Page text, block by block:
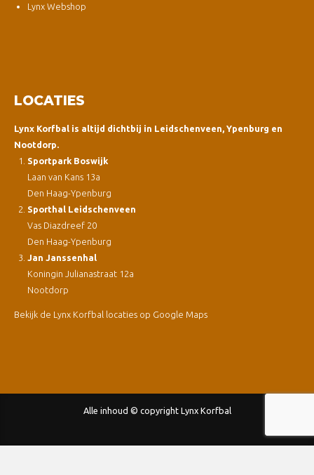
Lynx Webshop
LOCATIES
Lynx Korfbal is altijd dichtbij in Leidschenveen, Ypenburg en
Nootdorp.
Sportpark Boswijk
Laan van Kans 13a
Den Haag-Ypenburg
Sporthal Leidschenveen
Vas Diazdreef 20
Den Haag-Ypenburg
Jan Janssenhal
Koningin Julianastraat 12a
Nootdorp
Bekijk de Lynx Korfbal locaties op Google Maps
Alle inhoud © copyright Lynx Korfbal